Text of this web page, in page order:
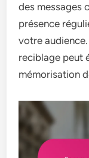
des messages
présence
votre
reciblage peut
mémorisation